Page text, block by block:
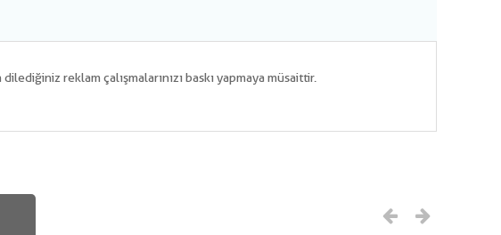
reklam çalışmalarınızı baskı yapmaya müsaittir.